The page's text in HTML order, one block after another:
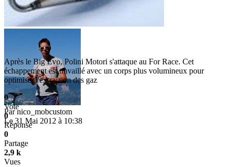
Parnico_mobcustom
Le 31 Mai 2012 à 10:38
Après le Big Evo, Polini Motori s'attaque au For Race. Cet
échappement est travaillé avec un corps plus volumineux pour
optimiser l'extraction des gaz
0
Vote
0
Réponse
0
Partage
2,9 k
Vues